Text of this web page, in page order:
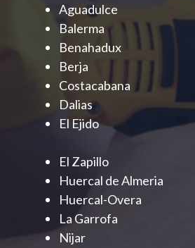
Aguadulce
Balerma
Benahadux
Berja
Costacabana
Dalias
El Ejido
El Zapillo
Huercal de Almeria
Huercal-Overa
La Garrofa
Nijar